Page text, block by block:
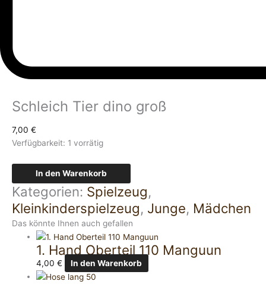
Schleich Tier dino groß
7,00 €
Verfügbarkeit: 1 vorrätig
In den Warenkorb
Kategorien: Spielzeug,
Kleinkinderspielzeug, Junge, Mädchen
Das könnte Ihnen auch gefallen
1. Hand Oberteil 110 Manguun
4,00€ In den Warenkorb